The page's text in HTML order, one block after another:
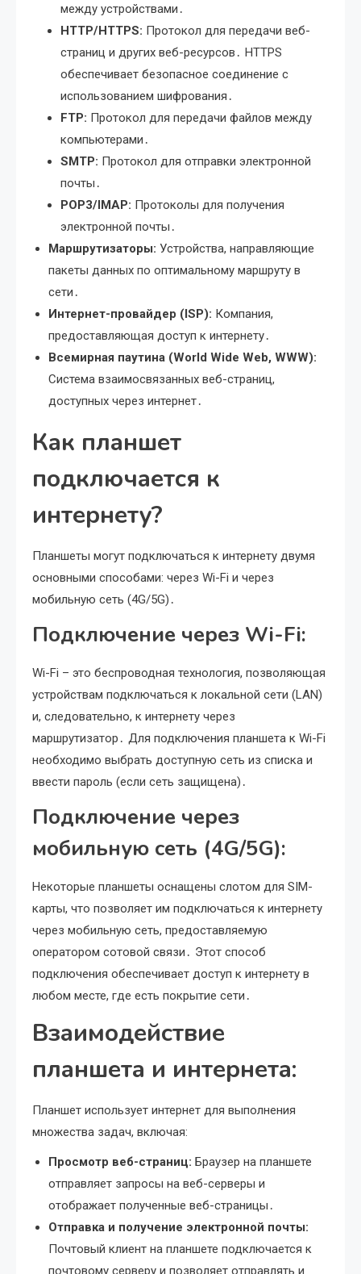
между устройствами․
HTTP/HTTPS: Протокол для передачи веб-
страниц и других веб-ресурсов․ HTTPS
обеспечивает безопасное соединение с
использованием шифрования․
FTP: Протокол для передачи файлов между
компьютерами․
SMTP: Протокол для отправки электронной
почты․
POP3/IMAP: Протоколы для получения
электронной почты․
Маршрутизаторы: Устройства, направляющие
пакеты данных по оптимальному маршруту в
сети․
Интернет-провайдер (ISP): Компания,
предоставляющая доступ к интернету․
Всемирная паутина (World Wide Web, WWW):
Система взаимосвязанных веб-страниц,
доступных через интернет․
Как планшет
подключается к
интернету?
Планшеты могут подключаться к интернету двумя
основными способами: через Wi-Fi и через
мобильную сеть (4G/5G)․
Подключение через Wi-Fi:
Wi-Fi – это беспроводная технология, позволяющая
устройствам подключаться к локальной сети (LAN)
и, следовательно, к интернету через
маршрутизатор․ Для подключения планшета к Wi-Fi
необходимо выбрать доступную сеть из списка и
ввести пароль (если сеть защищена)․
Подключение через
мобильную сеть (4G/5G):
Некоторые планшеты оснащены слотом для SIM-
карты, что позволяет им подключаться к интернету
через мобильную сеть, предоставляемую
оператором сотовой связи․ Этот способ
подключения обеспечивает доступ к интернету в
любом месте, где есть покрытие сети․
Взаимодействие
планшета и интернета:
Планшет использует интернет для выполнения
множества задач, включая:
Просмотр веб-страниц: Браузер на планшете
отправляет запросы на веб-серверы и
отображает полученные веб-страницы․
Отправка и получение электронной почты:
Почтовый клиент на планшете подключается к
почтовому серверу и позволяет отправлять и